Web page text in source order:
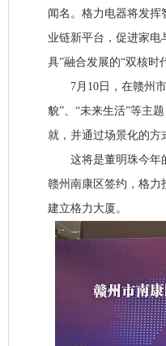
闻名。格力电器将发挥
业链新平台，促进家电
具”融合发展的“双核时
7月10日，在赣州市·
貌”、“未来生活”等主
就，并通过场景化的方
这将是董明珠今年的
赣州南康区签约，格力
建立格力大厦。